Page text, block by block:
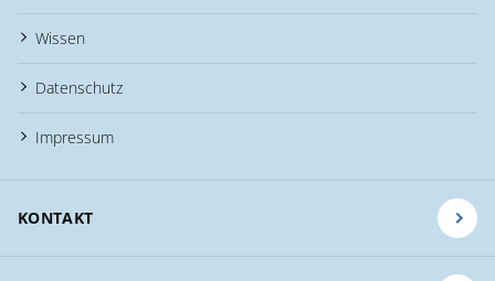
Wissen
Datenschutz
Impressum
KONTAKT